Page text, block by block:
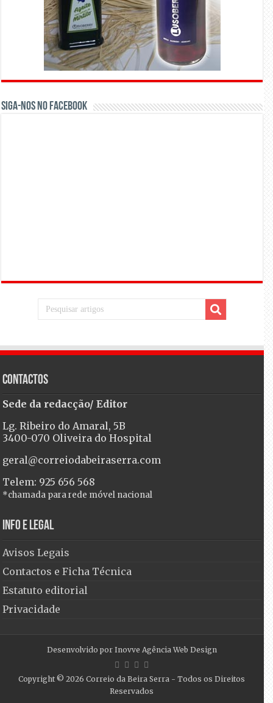
Siga-nos no Facebook
Contactos
Sede da redacção/ Editor
Lg. Ribeiro do Amaral, 5B
3400-070 Oliveira do Hospital
geral@correiodabeiraserra.com
Telem: 925 656 568
*chamada para rede móvel nacional
Info e Legal
Avisos Legais
Contactos e Ficha Técnica
Estatuto editorial
Privacidade
Desenvolvido por Inovve Agência Web Design
Copyright © 2026Correio da Beira Serra - Todos os Direitos
Reservados